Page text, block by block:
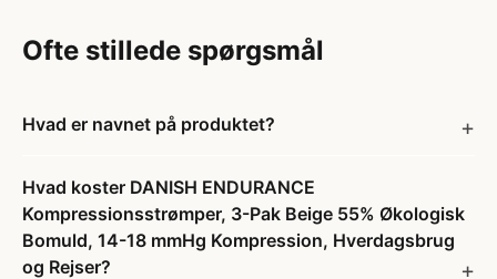
Ofte stillede spørgsmål
Hvad er navnet på produktet?
Hvad koster DANISH ENDURANCE
Kompressionsstrømper, 3-Pak Beige 55% Økologisk
Bomuld, 14-18 mmHg Kompression, Hverdagsbrug
og Rejser?